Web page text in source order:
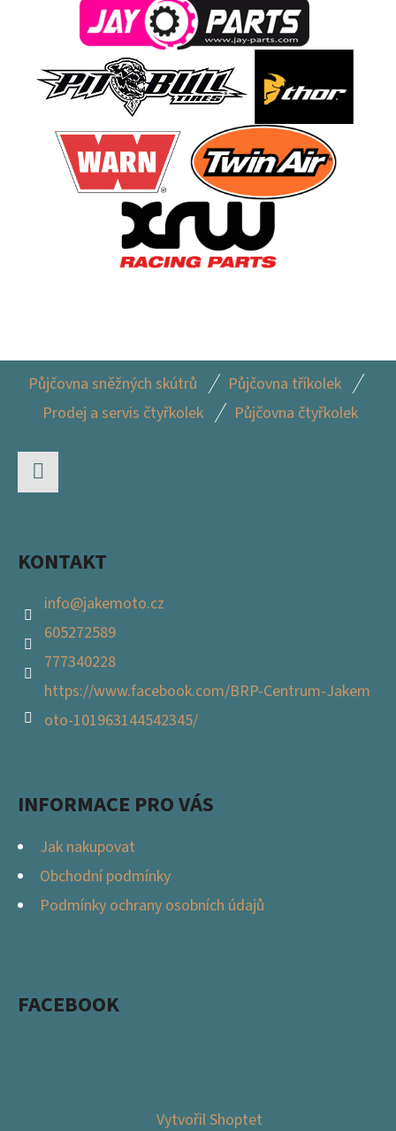
Půjčovna sněžných skútrů
Půjčovna tříkolek
Prodej a servis čtyřkolek
Půjčovna čtyřkolek
KONTAKT
info@jakemoto.cz
605272589
777340228
https://www.facebook.com/BRP-Centrum-Jakem
oto-101963144542345/
INFORMACE PRO VÁS
Jak nakupovat
Obchodní podmínky
Podmínky ochrany osobních údajů
FACEBOOK
Vytvořil Shoptet